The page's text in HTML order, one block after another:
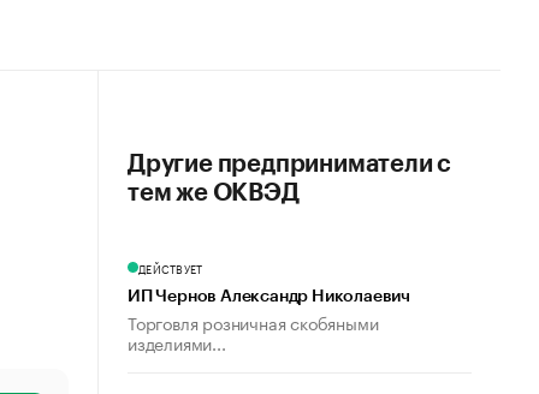
Другие предприниматели с
тем же ОКВЭД
ДЕЙСТВУЕТ
ИП Чернов Александр Николаевич
Торговля розничная скобяными
изделиями...